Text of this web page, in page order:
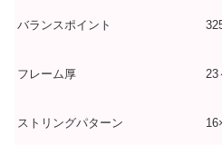
バランスポイント
フレーム厚 23
ストリングパターン